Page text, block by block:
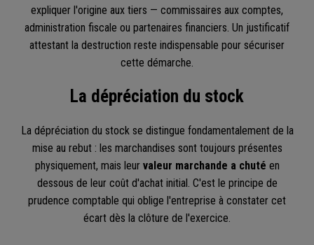
expliquer l'origine aux tiers — commissaires aux comptes,
administration fiscale ou partenaires financiers. Un justificatif
attestant la destruction reste indispensable pour sécuriser
cette démarche.
La dépréciation du stock
La dépréciation du stock se distingue fondamentalement de la
mise au rebut : les marchandises sont toujours présentes
physiquement, mais leur valeur marchande a chuté en
dessous de leur coût d'achat initial. C'est le principe de
prudence comptable qui oblige l'entreprise à constater cet
écart dès la clôture de l'exercice.